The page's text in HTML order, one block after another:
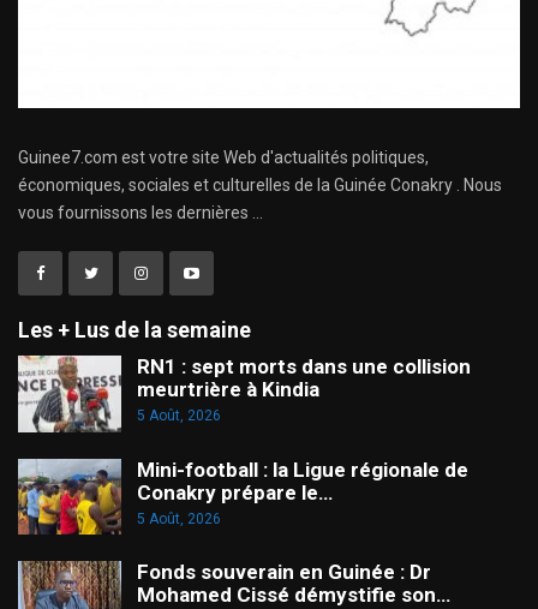
Guinee7.com est votre site Web d'actualités politiques,
économiques, sociales et culturelles de la Guinée Conakry . Nous
vous fournissons les dernières ...
Les + Lus de la semaine
RN1 : sept morts dans une collision
meurtrière à Kindia
5 Août, 2026
Mini-football : la Ligue régionale de
Conakry prépare le…
5 Août, 2026
Fonds souverain en Guinée : Dr
Mohamed Cissé démystifie son…